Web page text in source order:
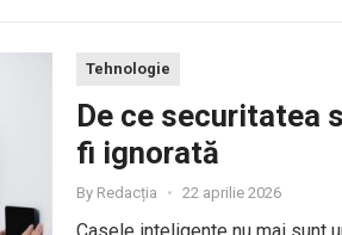
Tehnologie
De ce securitatea
fi ignorată
By Redacția • 22 aprilie 2026